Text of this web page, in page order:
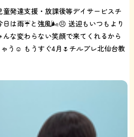
発達支援・放課後等デイサービスチ
日は雨☔と強風🌬️😣 送迎もいつもより
な変わらない笑顔で来てくれるから
う☺️ もうすぐ4月🌷チルプレ北仙台教